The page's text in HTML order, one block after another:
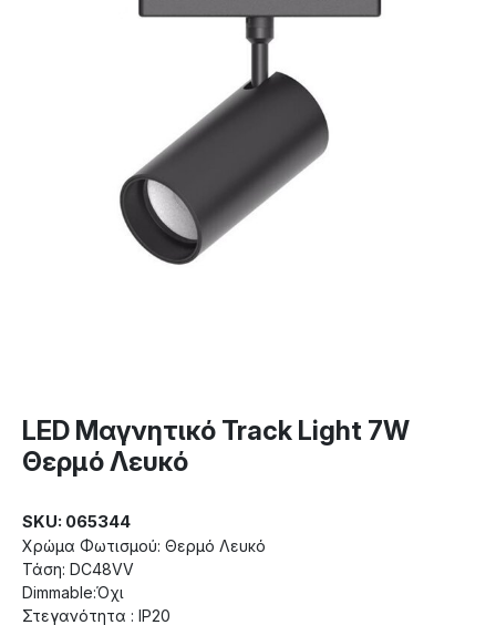
LED Μαγνητικό Track Light 7W
Θερμό Λευκό
SKU: 065344
Χρώμα Φωτισμού: Θερμό Λευκό
Τάση: DC48VV
Dimmable:Όχι
Στεγανότητα : IP20